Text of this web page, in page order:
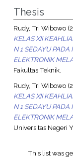
Thesis
Rudy, Tri Wibowo
KELAS XII
N 1 SEDAYU PADA
ELEKTRONIK
Fakultas Teknik.
Rudy, Tri Wibowo
KELAS XII
N 1 SEDAYU PADA
ELEKTRONIK
Universitas Negeri
This list was